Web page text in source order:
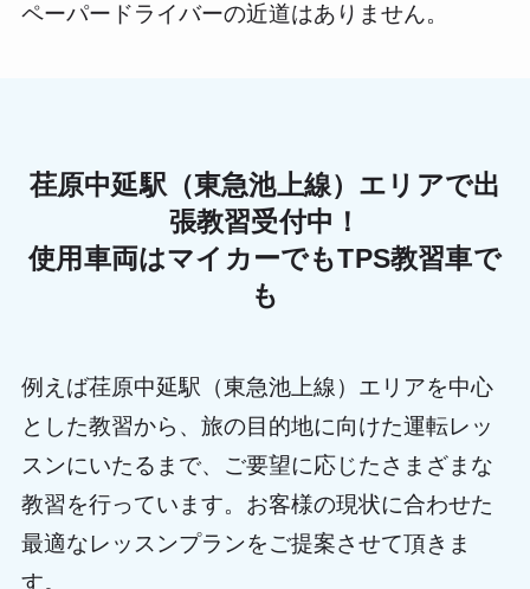
ペーパードライバーの近道はありません。
荏原中延駅（東急池上線）エリアで出
張教習受付中！
使用車両はマイカーでもTPS教習車で
も
例えば荏原中延駅（東急池上線）エリアを中心
とした教習から、旅の目的地に向けた運転レッ
スンにいたるまで、ご要望に応じたさまざまな
教習を行っています。お客様の現状に合わせた
最適なレッスンプランをご提案させて頂きま
す。